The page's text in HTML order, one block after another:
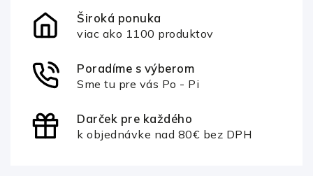
Široká ponuka
viac ako 1100 produktov
Poradíme s výberom
Sme tu pre vás Po - Pi
Darček pre každého
k objednávke nad 80€ bez DPH